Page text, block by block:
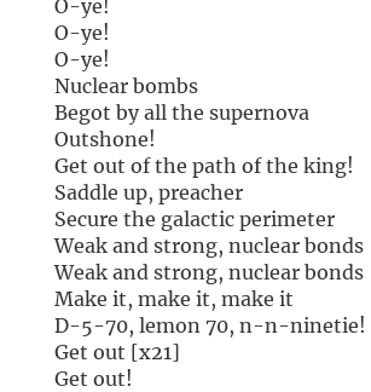
O-ye!
O-ye!
O-ye!
Nuclear bombs
Begot by all the supernova
Outshone!
Get out of the path of the king!
Saddle up, preacher
Secure the galactic perimeter
Weak and strong, nuclear bonds
Weak and strong, nuclear bonds
Make it, make it, make it
D-5-70, lemon 70, n-n-ninetie!
Get out [x21]
Get out!